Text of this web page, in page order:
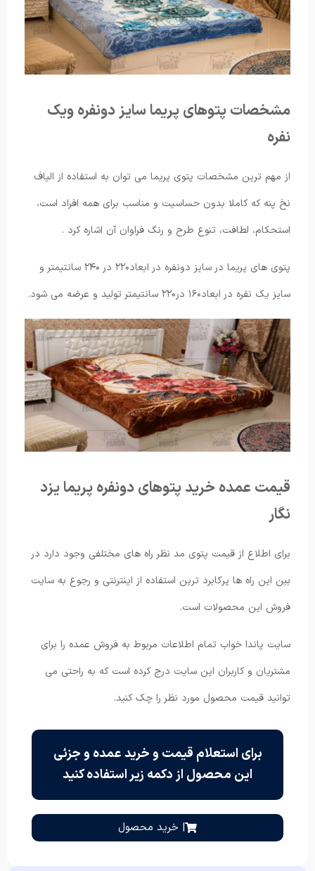
مشخصات پتوهای پریما سایز دونفره ویک
نفره
از مهم ترین مشخصات پتوی پریما می توان به استفاده از الیاف
نخ پنه که کاملا بدون حساسیت و مناسب برای همه افراد است،
استحکام، لطافت، تنوع طرح و رنگ فراوان آن اشاره کرد .
پتوی های پریما در سایز دونفره در ابعاد۲۲۰ در ۲۴۰ سانتیمتر و
سایز یک نفره در ابعاد۱۶۰ در۲۲۰ سانتیمتر تولید و عرضه می شود.
قیمت عمده خرید پتوهای دونفره پریما یزد
نگار
برای اطلاع از قیمت پتوی مد نظر راه های مختلفی وجود دارد در
بین این راه ها پرکابرد ترین استفاده از اینترنتی و رجوع به سایت
فروش این محصولات است.
سایت پاندا خواب تمام اطلاعات مربوط به فروش عمده را برای
مشتریان و کاربران این سایت درج کرده است که به راحتی می
توانید قیمت محصول مورد نظر را چک کنید.
برای استعلام قیمت و خرید عمده و جزئی
این محصول از دکمه زیر استفاده کنید
| خرید محصول